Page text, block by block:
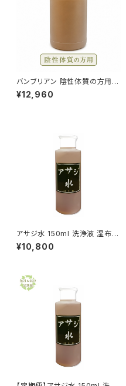
バンブリアン 陰性体質の方用 1
000ml 送料無料
¥12,960
アサジ水 150ml 洗浄液 湿布液
バンブリアン3倍濃縮液 送料無
料
¥10,800